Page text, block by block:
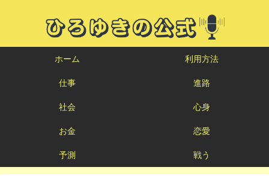
ホーム 利用方法
仕事 進路
社会 心身
お金 恋愛
予測 戦う